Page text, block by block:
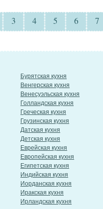
3 4 5 6 7
Бурятская кухня
Венгерская кухня
Венесуэльская кухня
Голландская кухня
Греческая кухня
Грузинская кухня
Датская кухня
Детская кухня
Еврейская кухня
Европейская кухня
Египетская кухня
Индийская кухня
Иорданская кухня
Иракская кухня
Ирландская кухня